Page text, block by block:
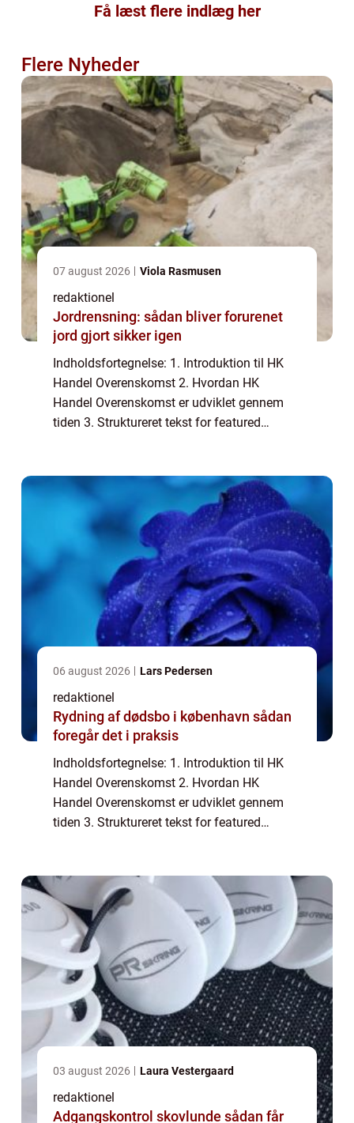
Få læst flere indlæg her
Flere Nyheder
07 august 2026 Viola Rasmusen
redaktionel
Jordrensning: sådan bliver forurenet
jord gjort sikker igen
Indholdsfortegnelse: 1. Introduktion til HK
Handel Overenskomst 2. Hvordan HK
Handel Overenskomst er udviklet gennem
tiden 3. Struktureret tekst for featured
06 august 2026 Lars Pedersen
redaktionel
Rydning af dødsbo i københavn sådan
foregår det i praksis
Indholdsfortegnelse: 1. Introduktion til HK
Handel Overenskomst 2. Hvordan HK
Handel Overenskomst er udviklet gennem
tiden 3. Struktureret tekst for featured
HK Han...
03 august 2026 Laura Vestergaard
redaktionel
Adgangskontrol skovlunde sådan får